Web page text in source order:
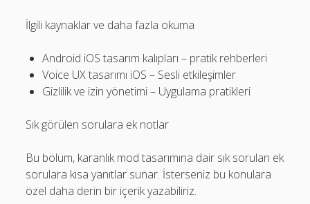
İlgili kaynaklar ve daha fazla okuma
Android iOS tasarım kalıpları – pratik rehberleri
Voice UX tasarımı iOS – Sesli etkileşimler
Gizlilik ve izin yönetimi – Uygulama pratikleri
Sık görülen sorulara ek notlar
Bu bölüm, karanlık mod tasarımına dair sık sorulan ek
sorulara kısa yanıtlar sunar. İsterseniz bu konulara
özel daha derin bir içerik yazabiliriz.